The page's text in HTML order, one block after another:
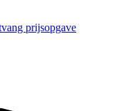
prijsopgave